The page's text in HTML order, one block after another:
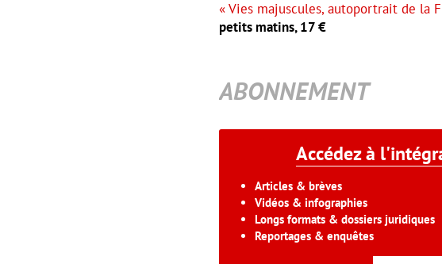
« Vies majuscules, autoportrait de la
petits matins, 17 €
ABONNEMENT
Accédez à
Articles & brèves
Vidéos & infographies
Longs formats & dossiers juridiques
Reportages & enquêtes